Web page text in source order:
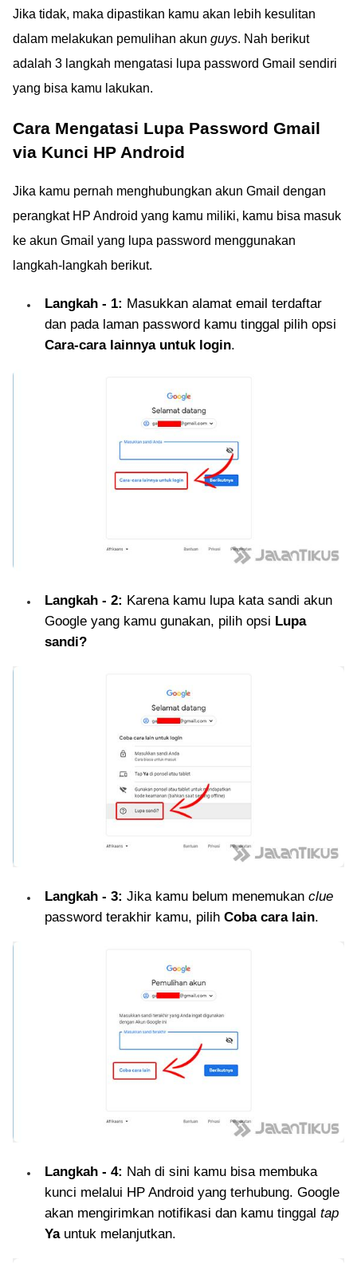
Jika tidak, maka dipastikan kamu akan lebih kesulitan
dalam melakukan pemulihan akun guys. Nah berikut
adalah 3 langkah mengatasi lupa password Gmail sendiri
yang bisa kamu lakukan.
Cara Mengatasi Lupa Password Gmail
via Kunci HP Android
Jika kamu pernah menghubungkan akun Gmail dengan
perangkat HP Android yang kamu miliki, kamu bisa masuk
ke akun Gmail yang lupa password menggunakan
langkah-langkah berikut.
Langkah - 1: Masukkan alamat email terdaftar
dan pada laman password kamu tinggal pilih opsi
Cara-cara lainnya untuk login.
Langkah - 2: Karena kamu lupa kata sandi akun
Google yang kamu gunakan, pilih opsi Lupa
sandi?
Langkah - 3: Jika kamu belum menemukan clue
password terakhir kamu, pilih Coba cara lain.
Langkah - 4: Nah di sini kamu bisa membuka
kunci melalui HP Android yang terhubung. Google
akan mengirimkan notifikasi dan kamu tinggal tap
Yauntuk melanjutkan.